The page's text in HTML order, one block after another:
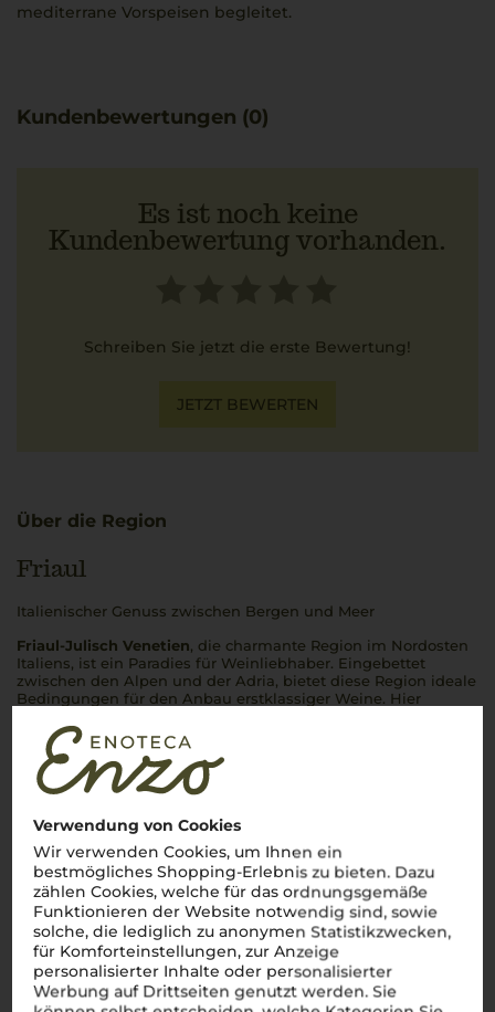
Verwendung von Cookies
Wir verwenden Cookies, um Ihnen ein
bestmögliches Shopping-Erlebnis zu bieten. Dazu
zählen Cookies, welche für das ordnungsgemäße
Funktionieren der Website notwendig sind, sowie
solche, die lediglich zu anonymen Statistikzwecken,
für Komforteinstellungen, zur Anzeige
personalisierter Inhalte oder personalisierter
Werbung auf Drittseiten genutzt werden. Sie
mediterrane Vorspeisen begleitet.
Kundenbewertungen (0)
Es ist noch keine
Kundenbewertung vorhanden.
Schreiben Sie jetzt die erste Bewertung!
JETZT BEWERTEN
Über die Region
Friaul
Italienischer Genuss zwischen Bergen und Meer
Friaul-Julisch Venetien, die charmante Region im Nordosten
Italiens, ist ein Paradies für Weinliebhaber. Eingebettet
zwischen den Alpen und der Adria, bietet diese Region ideale
Bedingungen für den Anbau erstklassiger Weine. Hier
der mineralische Sauvignon, die mit ihrer Raffinesse
begeistern. Aber auch die kräftigen
Schioppettino spiegeln die Vielfalt und das reiche Terroir
Friaulswider. Ob zum Aperitivo oder zu einem feinen
Essenz des genussvollen Lebensstils Italiens.
Mehr Weine aus Friaul